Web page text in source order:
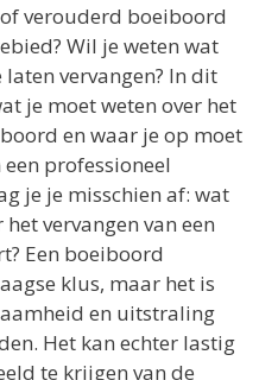
verouderd boeiboord
Wil je weten wat
vervangen? In dit
je moet weten over het
en waar je op moet
professioneel
je je misschien af: wat
vervangen van een
Een boeiboord
klus, maar het is
en uitstraling
Het kan echter lastig
te krijgen van de